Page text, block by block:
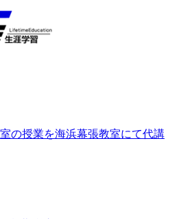
の授業を海浜幕張教室にて代講